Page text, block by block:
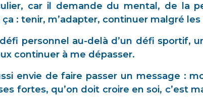
car il demande du mental, de la
: tenir, m’adapter, continuer malgré
personnel au-delà d’un défi sportif,
continuer à me dépasser.
envie de faire passer un message :
fortes, qu’on doit croire en soi, c’est